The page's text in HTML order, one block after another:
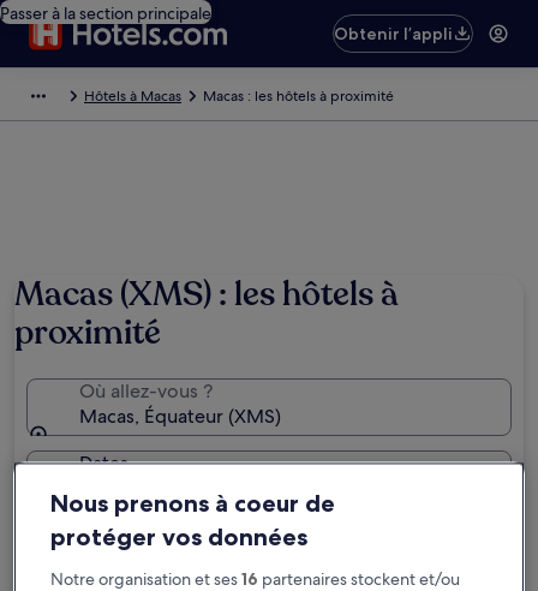
Passer à la section principale
Obtenir l’appli
Hôtels à Macas Macas : les hôtels à proximité
Macas (XMS) : les hôtels à
proximité
Où allez-vous ?
Macas, Équateur (XMS)
Dates
Voyageurs
Nous prenons à coeur de
protéger vos données
Notre organisation et ses16 partenaires stockent et/ou